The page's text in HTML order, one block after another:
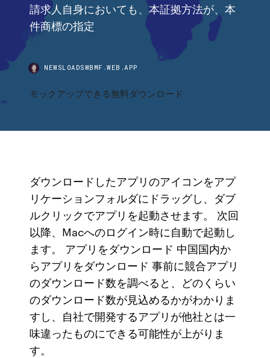
請求人自身においても、本証拠方法が、本
件商標の指定
NEWSLOADSWBMF.WEB.APP
モックアップできる無料ダウンロード
ダウンロードしたアプリのアイコンをアプ
リケーションフォルダにドラッグし、ダブ
ルクリックでアプリを起動させます。 次回
以降、Macへのログイン時に自動で起動し
ます。 アプリをダウンロード 中国国内か
らアプリをダウンロード 事前に競合アプリ
のダウンロード数を調べると、どのくらい
のダウンロード数が見込めるかがわかりま
すし、自社で開発するアプリが他社とは一
味違ったものにできる可能性が上がりま
す。